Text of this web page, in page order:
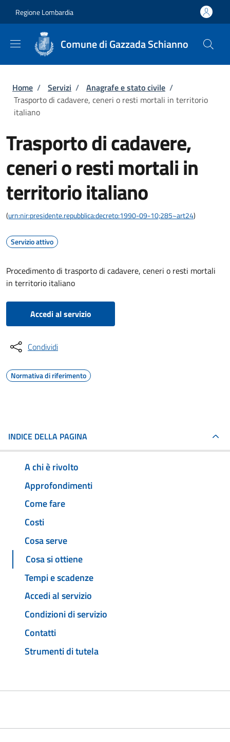
Regione Lombardia
Comune di Gazzada Schianno
Briciole di pane
Home / Servizi / Anagrafe e stato civile /
Trasporto di cadavere, ceneri o resti mortali in territorio
italiano
Trasporto di cadavere,
ceneri o resti mortali in
territorio italiano
(urn:nir:presidente.repubblica:decreto:1990-09-10;285~art24)
Servizio attivo
Procedimento di trasporto di cadavere, ceneri o resti mortali
in territorio italiano
Accedi al servizio
Condividi
Normativa di riferimento
INDICE DELLA PAGINA
A chi è rivolto
Approfondimenti
Come fare
Costi
Cosa serve
Cosa si ottiene
Tempi e scadenze
Accedi al servizio
Condizioni di servizio
Contatti
Strumenti di tutela